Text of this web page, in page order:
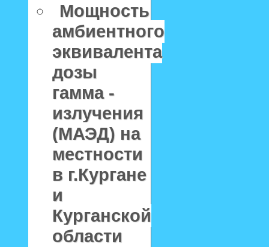
Мощность
амбиентного
эквивалента
дозы
гамма -
излучения
(МАЭД) на
местности
в г.Кургане
и
Курганской
области